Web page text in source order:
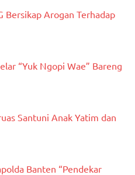
Bersikap Arogan Terhadap
“Yuk Ngopi Wae” Bareng
Santuni Anak Yatim dan
Banten “Pendekar